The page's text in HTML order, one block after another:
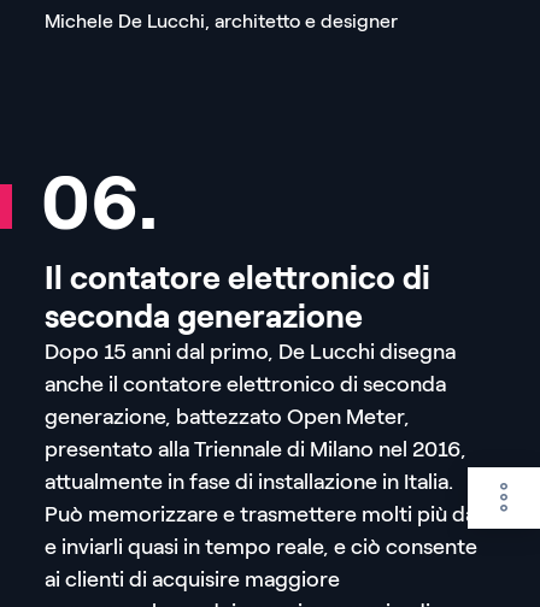
Michele De Lucchi, architetto e designer
06.
Il contatore elettronico di
seconda generazione
Dopo 15 anni dal primo, De Lucchi disegna
anche il contatore elettronico di seconda
generazione, battezzato Open Meter,
presentato alla Triennale di Milano nel 2016,
attualmente in fase di installazione in Italia.
Può memorizzare e trasmettere molti più dati
e inviarli quasi in tempo reale, e ciò consente
ai clienti di acquisire maggiore